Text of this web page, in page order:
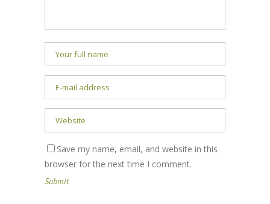
Save my name, email, and website in this
browser for the next time I comment.